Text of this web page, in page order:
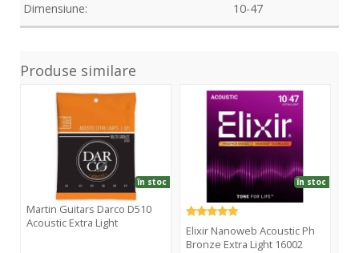
Dimensiune:
10-47
Produse similare
Acoustic
Martin Guitars Darco D510
Acoustic Extra Light
în stoc
Nanoweb
Acoustic
Elixir Nanoweb Acoustic Ph
Bronze Extra Light 16002
în stoc